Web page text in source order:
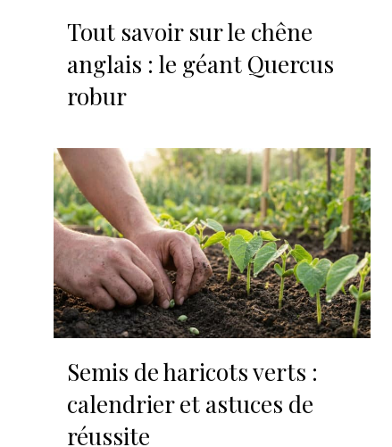
Tout savoir sur le chêne
anglais : le géant Quercus
robur
Semis de haricots verts :
calendrier et astuces de
réussite